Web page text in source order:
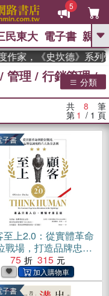
5
GO
吾 、 高希均教授回憶錄
、 如果歷
、 暑期推薦 、 國際布克
台灣的李
數學女孩：黎曼猜想 、
經
民東大 電子書 親子
家，《史坎德》系列
/ 管理 / 行銷管理/
分類
共 8 筆
第 1 / 1 頁
子書
至上2.0：從實體革命
戰場，打造品牌忠誠
大黃金法則(電子書)
75 315
子書